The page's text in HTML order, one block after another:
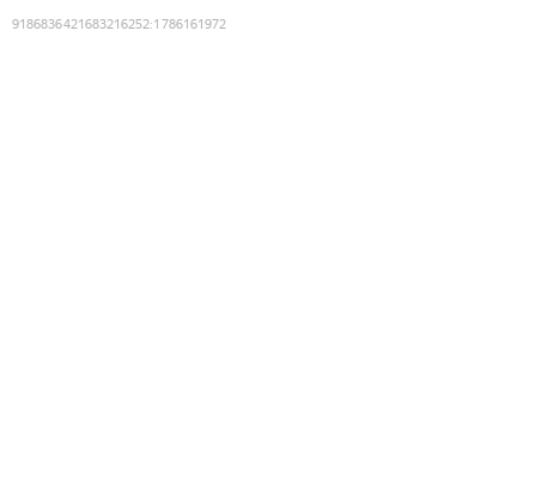
9186836421683216252:1786161972